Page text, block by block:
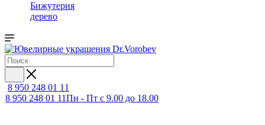
Бижутерия
дерево
8 950 248 01 11
8 950 248 01 11Пн - Пт с 9.00 до 18.00